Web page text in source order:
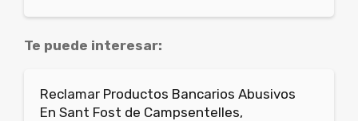
Te puede interesar:
Reclamar Productos Bancarios Abusivos
En Sant Fost de Campsentelles,